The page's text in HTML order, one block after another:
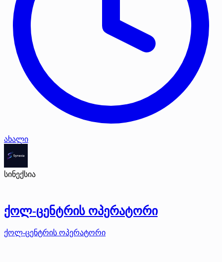
ახალი
სინექსია
ქოლ-ცენტრის ოპერატორი
ქოლ-ცენტრის ოპერატორი